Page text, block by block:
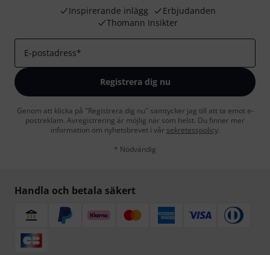
Inspirerande inlägg
Erbjudanden
Thomann Insikter
E-postadress*
Registrera dig nu
Genom att klicka på "Registrera dig nu" samtycker jag till att ta emot e-
postreklam. Avregistrering är möjlig när som helst. Du finner mer
information om nyhetsbrevet i vår sekretesspolicy.
* Nödvändig
Handla och betala säkert